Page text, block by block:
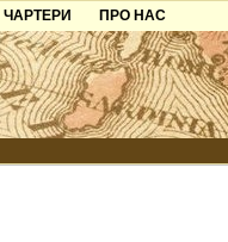
ЧАРТЕРИ
ПРО НАС
Контакти
Партнерам
Додати готель